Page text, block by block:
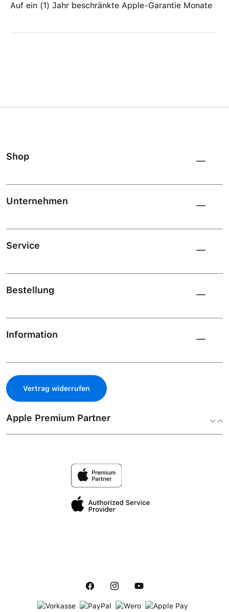
Auf ein (1) Jahr beschränkte Apple-Garantie Monate
Shop
Unternehmen
Service
Bestellung
Information
Vertrag widerrufen
Apple Premium Partner